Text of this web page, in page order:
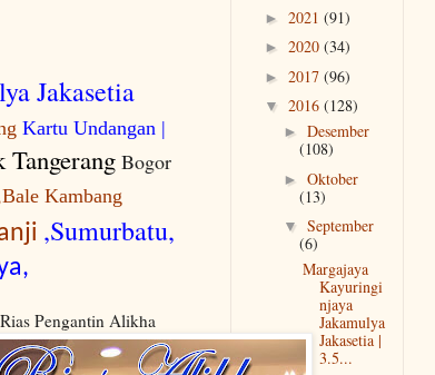
Jakasetia
Kartu Undangan |
Tangerang Bogor
Kambang
,Sumurbatu,
Pengantin Alikha
► 2021 (91)
► 2020 (34)
► 2017 (96)
▼ 2016 (128)
► Desember
(108)
► Oktober
(13)
▼ September
(6)
Margajaya
Kayuringi
njaya
Jakamulya
Jakasetia |
3.5...